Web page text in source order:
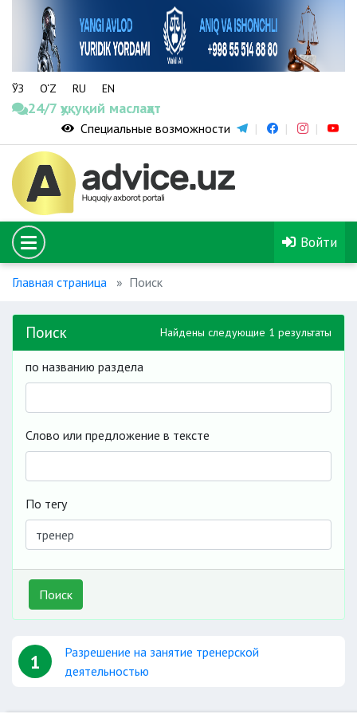
ЎЗ O‘Z RU EN
24/7 ҳуқуқий маслаҳат
Специальные возможности
Войти
Главная страница Поиск
Поиск Найдены следующие 1 результаты
по названию раздела
Слово или предложение в тексте
По тегу
Поиск
1
Разрешение на занятие тренерской
деятельностью